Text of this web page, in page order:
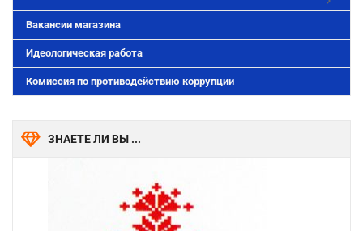
Вакансии магазина
Идеологическая работа
Комиссия по противодействию коррупции
ЗНАЕТЕ ЛИ ВЫ ...